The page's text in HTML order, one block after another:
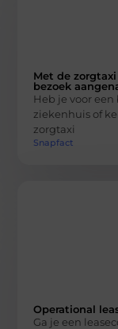
Met de
bezoek
Heb je voor
ziekenhuis of
zorgtaxi
Snapfact
Operational
Ga je een